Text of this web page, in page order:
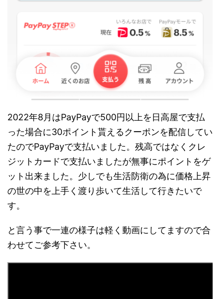
2022年8月はPayPayで500円以上を日高屋で支払
った場合に30ポイント貰えるクーポンを配信してい
たのでPayPayで支払いました。残高ではなくクレ
ジットカードで支払いましたが無事にポイントをゲ
ット出来ました。少しでも生活防衛の為に価格上昇
の世の中を上手く渡り歩いて生活して行きたいで
す。
と言う事で一連の様子は軽く動画にしてますので合
わせてご参考下さい。